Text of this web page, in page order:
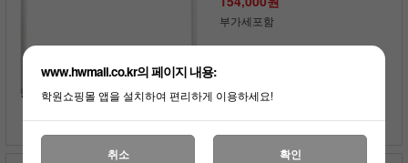
부가세포함
www.hwmall.co.kr의 페이지 내용:
학원쇼핑몰 앱을 설치하여 편리하게 이용하세요!
취소 확인